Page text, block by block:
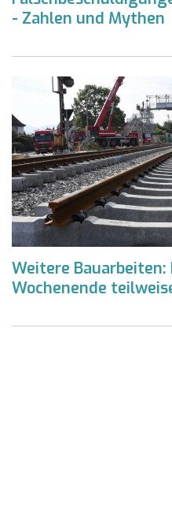
- Zahlen und Mythen
Weitere
Wochenende